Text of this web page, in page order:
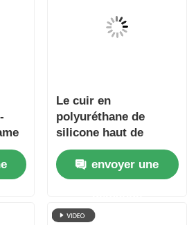
Le cuir en
polyuréthane de
silicone haut de
gamme pour les
hôtels et les centres
de villégiature
envoyer une